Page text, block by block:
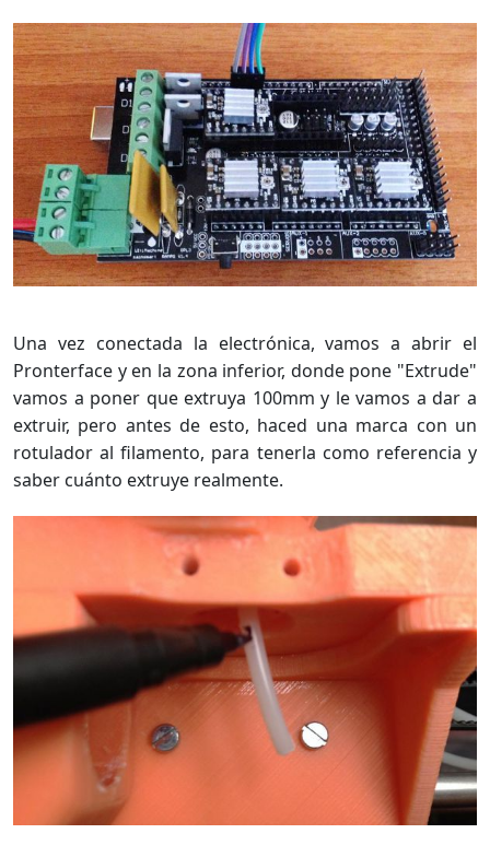
Una vez conectada la electrónica, vamos a abrir el
Pronterface y en la zona inferior, donde pone "Extrude"
vamos a poner que extruya 100mm y le vamos a dar a
extruir, pero antes de esto, haced una marca con un
rotulador al filamento, para tenerla como referencia y
saber cuánto extruye realmente.